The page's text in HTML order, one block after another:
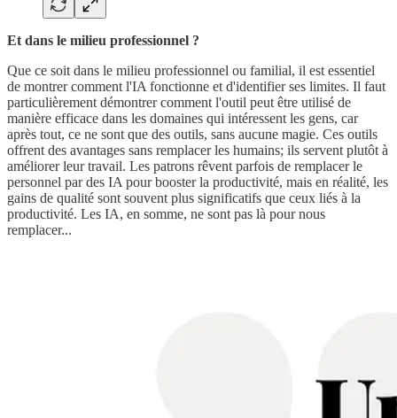
Et dans le milieu professionnel ?
Que ce soit dans le milieu professionnel ou familial, il est essentiel
de montrer comment l'IA fonctionne et d'identifier ses limites. Il faut
particulièrement démontrer comment l'outil peut être utilisé de
manière efficace dans les domaines qui intéressent les gens, car
après tout, ce ne sont que des outils, sans aucune magie. Ces outils
offrent des avantages sans remplacer les humains; ils servent plutôt à
améliorer leur travail. Les patrons rêvent parfois de remplacer le
personnel par des IA pour booster la productivité, mais en réalité, les
gains de qualité sont souvent plus significatifs que ceux liés à la
productivité. Les IA, en somme, ne sont pas là pour nous
remplacer...